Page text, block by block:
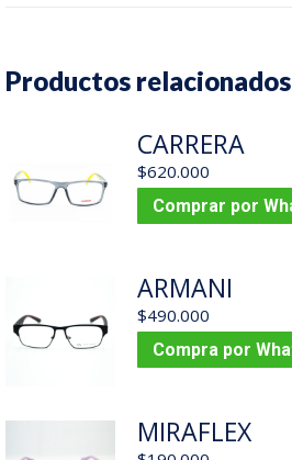
Productos relacionados
CARRERA
$620.000
Comprar por
ARMANI
$490.000
Compra por
MIRAFLEX